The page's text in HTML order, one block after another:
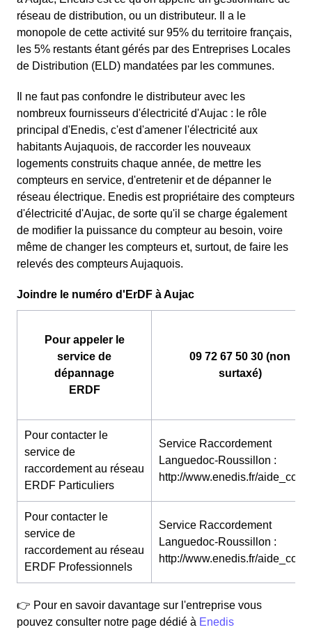
réseau de distribution, ou un distributeur. Il a le
monopole de cette activité sur 95% du territoire français,
les 5% restants étant gérés par des Entreprises Locales
de Distribution (ELD) mandatées par les communes.
Il ne faut pas confondre le distributeur avec les
nombreux fournisseurs d'électricité d'Aujac : le rôle
principal d'Enedis, c'est d'amener l'électricité aux
habitants Aujaquois, de raccorder les nouveaux
logements construits chaque année, de mettre les
compteurs en service, d'entretenir et de dépanner le
réseau électrique. Enedis est propriétaire des compteurs
d'électricité d'Aujac, de sorte qu'il se charge également
de modifier la puissance du compteur au besoin, voire
même de changer les compteurs et, surtout, de faire les
relevés des compteurs Aujaquois.
Joindre le numéro d'ErDF à Aujac
Pour appeler le
service de
dépannage
ERDF
09 72 67 50 30 (non
surtaxé)
Pour contacter le
service de
raccordement au réseau
ERDF Particuliers
Service Raccordement
Languedoc-Roussillon :
http://www.enedis.fr/
Pour contacter le
service de
raccordement au réseau
ERDF Professionnels
Service Raccordement
Languedoc-Roussillon :
http://www.enedis.fr/
👉 Pour en savoir davantage sur l'entreprise vous
pouvez consulter notre page dédié à Enedis